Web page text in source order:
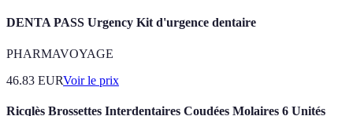
DENTA PASS Urgency Kit d'urgence dentaire
PHARMAVOYAGE
46.83 EURVoir le prix
Ricqlès Brossettes Interdentaires Coudées Molaires 6 Unités